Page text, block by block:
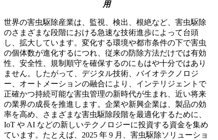
用
世界の害虫駆除産業は、監視、検出、根絶など、害虫駆除
のさまざまな段階における急速な技術進歩によって台頭
し、拡大しています。変化する環境や都市条件の下で害虫
の個体数が進化するにつれ、従来の防除方法だけでは有効
性、安全性、規制順守を確保するのにもはや十分ではあり
ません。したがって、デジタル技術、バイオテクノロジ
ー、オートメーションの融合により、インテリジェントで
正確かつ持続可能な害虫管理の新時代が生まれ、近い将来
の業界の成長を推進します。企業や新興企業は、製品の効
率を高め、さまざまな害虫駆除段階を最適化するために、
IoT や AI などの新しいテクノロジーに投資する資金を集め
ています。たとえば、2025 年 9 月、害虫駆除ソリューショ